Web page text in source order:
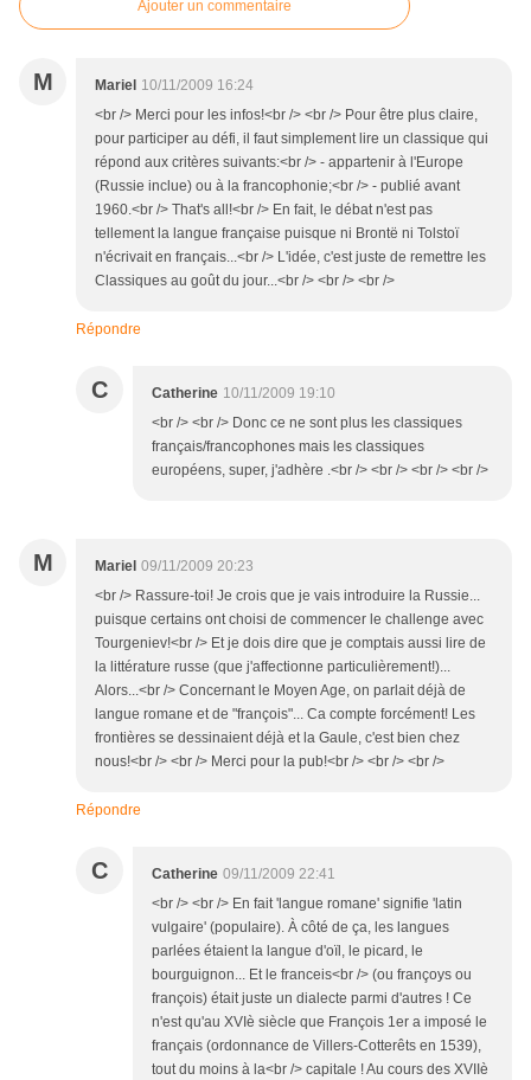
Ajouter un commentaire
M Mariel 10/11/2009 16:24
<br /> Merci pour les infos!<br /> <br /> Pour être plus claire,
pour participer au défi, il faut simplement lire un classique qui
répond aux critères suivants:<br /> - appartenir à l'Europe
(Russie inclue) ou à la francophonie;<br /> - publié avant
1960.<br /> That's all!<br /> En fait, le débat n'est pas
tellement la langue française puisque ni Brontë ni Tolstoï
n'écrivait en français...<br /> L'idée, c'est juste de remettre les
Classiques au goût du jour...<br /> <br /> <br />
Répondre
C Catherine 10/11/2009 19:10
<br /> <br /> Donc ce ne sont plus les classiques
français/francophones mais les classiques
européens, super, j'adhère .<br /> <br /> <br /> <br />
M Mariel 09/11/2009 20:23
<br /> Rassure-toi! Je crois que je vais introduire la Russie...
puisque certains ont choisi de commencer le challenge avec
Tourgeniev!<br /> Et je dois dire que je comptais aussi lire de
la littérature russe (que j'affectionne particulièrement!)...
Alors...<br /> Concernant le Moyen Age, on parlait déjà de
langue romane et de "françois"... Ca compte forcément! Les
frontières se dessinaient déjà et la Gaule, c'est bien chez
nous!<br /> <br /> Merci pour la pub!<br /> <br /> <br />
Répondre
C Catherine 09/11/2009 22:41
<br /> <br /> En fait 'langue romane' signifie 'latin
vulgaire' (populaire). À côté de ça, les langues
parlées étaient la langue d'oïl, le picard, le
bourguignon... Et le franceis<br /> (ou françoys ou
françois) était juste un dialecte parmi d'autres ! Ce
n'est qu'au XVIè siècle que François 1er a imposé le
français (ordonnance de Villers-Cotterêts en 1539),
tout du moins à la<br /> capitale ! Au cours des XVIIè